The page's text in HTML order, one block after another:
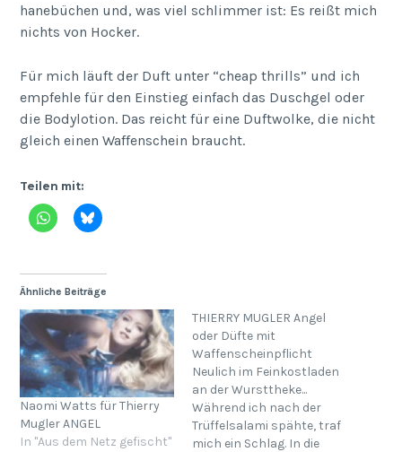
hanebüchen und, was viel schlimmer ist: Es reißt mich
nichts von Hocker.
Für mich läuft der Duft unter “cheap thrills” und ich
empfehle für den Einstieg einfach das Duschgel oder
die Bodylotion. Das reicht für eine Duftwolke, die nicht
gleich einen Waffenschein braucht.
Teilen mit:
Ähnliche Beiträge
Naomi Watts für Thierry
Mugler ANGEL
In "Aus dem Netz gefischt"
THIERRY MUGLER Angel
oder Düfte mit
Waffenscheinpflicht
Neulich im Feinkostladen
an der Wursttheke...
Während ich nach der
Trüffelsalami spähte, traf
mich ein Schlag. In die